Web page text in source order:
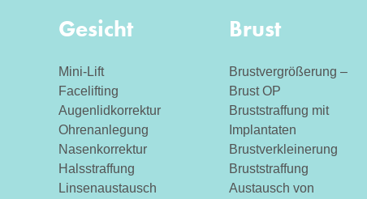
Gesicht
Mini-Lift
Facelifting
Augenlidkorrektur
Ohrenanlegung
Nasenkorrektur
Halsstraffung
Linsenaustausch
Brust
Brustvergrößerung –
Brust OP
Bruststraffung mit
Implantaten
Brustverkleinerung
Bruststraffung
Austausch von